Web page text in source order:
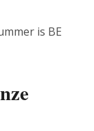
is BE